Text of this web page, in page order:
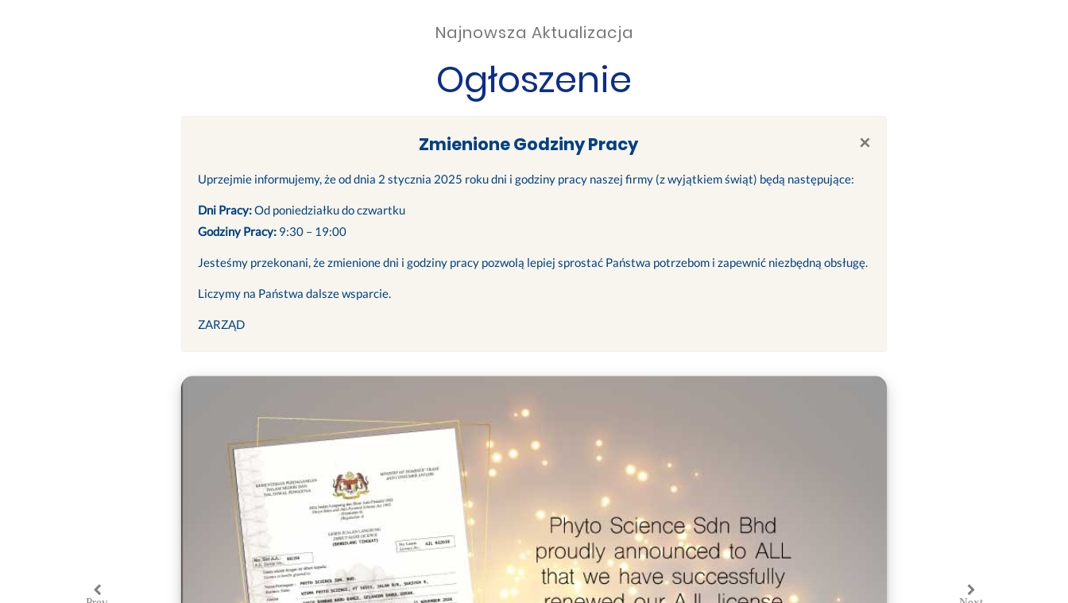
Najnowsza Aktualizacja
Ogłoszenie
×
Zmienione Godziny Pracy
Uprzejmie informujemy, że od dnia 2 stycznia 2025 roku dni i godziny pracy naszej firmy (z wyjątkiem świąt) będą następujące:
Dni Pracy:Od poniedziałku do czwartku
Godziny Pracy: 9:30 – 19:00
Jesteśmy przekonani, że zmienione dni i godziny pracy pozwolą lepiej sprostać Państwa potrzebom i zapewnić niezbędną obsługę.
Liczymy na Państwa dalsze wsparcie.
ZARZĄD